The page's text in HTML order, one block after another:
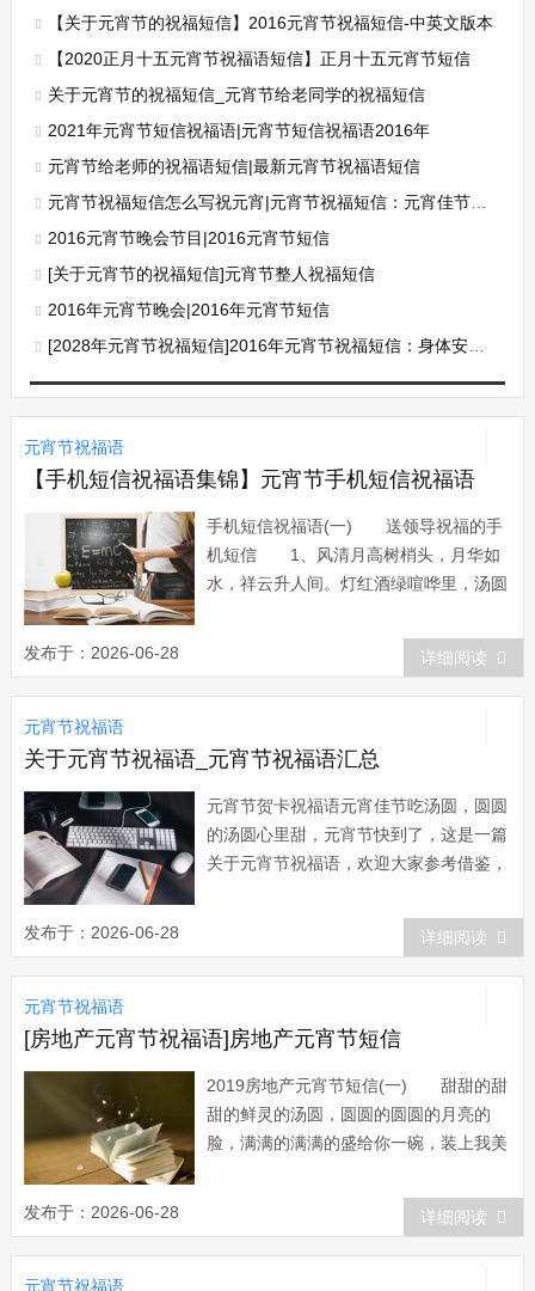
【关于元宵节的祝福短信】2016元宵节祝福短信-中英文版本
【2020正月十五元宵节祝福语短信】正月十五元宵节短信
关于元宵节的祝福短信_元宵节给老同学的祝福短信
2021年元宵节短信祝福语|元宵节短信祝福语2016年
元宵节给老师的祝福语短信|最新元宵节祝福语短信
元宵节祝福短信怎么写祝元宵|元宵节祝福短信：元宵佳节庆余欢
2016元宵节晚会节目|2016元宵节短信
[关于元宵节的祝福短信]元宵节整人祝福短信
2016年元宵节晚会|2016年元宵节短信
[2028年元宵节祝福短信]2016年元宵节祝福短信：身体安康财源滚滚
元宵节祝福语
【手机短信祝福语集锦】元宵节手机短信祝福语
手机短信祝福语(一) 送领导祝福的手
机短信 1、风清月高树梢头，月华如
水，祥云升人间。灯红酒绿喧哗里，汤圆
盏，醉酒醉思念。元宵庆团圆，举家幸福
又一年! 2、月儿是圆的，心圆事圆家
人团团圆圆，汤圆是甜的，情甜意甜爱情
甜甜蜜蜜，心意是真的，温馨祝福诚心诚
意，祝...
发布于：2026-06-28 详细阅读
元宵节祝福语
关于元宵节祝福语_元宵节祝福语汇总
元宵节贺卡祝福语元宵佳节吃汤圆，圆圆
的汤圆心里甜，元宵节快到了，这是一篇
关于元宵节祝福语，欢迎大家参考借鉴，
今朝欢聚今朝醉;烟花添彩空中闹，良宵
美景别样好;灯笼明月相对语，幸运之光
环绕你;惊涛爆竹雄心起元宵节微信祝福
语正月十五元宵节是中国的传统节日，在
这样欢...
发布于：2026-06-28 详细阅读
元宵节祝福语
[房地产元宵节祝福语]房地产元宵节短信
2019房地产元宵节短信(一) 甜甜的甜
甜的鲜灵的汤圆，圆圆的圆圆的月亮的
脸，满满的满满的盛给你一碗，装上我美
佳节合家团圆! 卖汤圆卖汤圆，我的
汤圆味道甜，一碗汤圆一毛五啊，现在不
卖只送友呀，汤圆汤圆尝新鲜，吃在嘴里
一口甜。祝福你：元宵节热闹年，收到短
发布于：2026-06-28 详细阅读
元宵节祝福语